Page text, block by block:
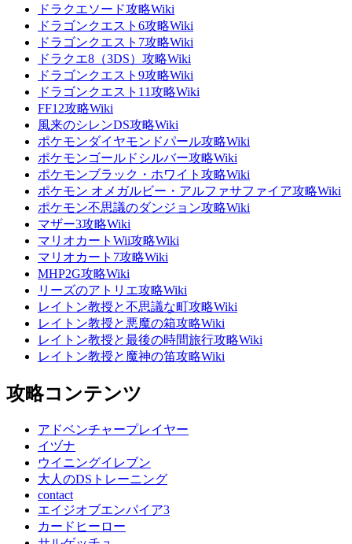
ドラクエソード攻略Wiki
ドラゴンクエスト6攻略Wiki
ドラゴンクエスト7攻略Wiki
ドラクエ8（3DS）攻略Wiki
ドラゴンクエスト9攻略Wiki
ドラゴンクエスト11攻略Wiki
FF12攻略Wiki
風来のシレンDS攻略Wiki
ポケモンダイヤモンドパール攻略Wiki
ポケモンゴールドシルバー攻略Wiki
ポケモンブラック・ホワイト攻略Wiki
ポケモン オメガルビー・アルファサファイア攻略Wiki
ポケモン不思議のダンジョン攻略Wiki
マザー3攻略Wiki
マリオカートWii攻略Wiki
マリオカート7攻略Wiki
MHP2G攻略Wiki
リーズのアトリエ攻略Wiki
レイトン教授と不思議な町攻略Wiki
レイトン教授と悪魔の箱攻略Wiki
レイトン教授と最後の時間旅行攻略Wiki
レイトン教授と魔神の笛攻略Wiki
攻略コンテンツ
アドベンチャープレイヤー
イヅナ
ウイニングイレブン
大人のDSトレーニング
contact
エイジオブエンパイア3
カードヒーロー